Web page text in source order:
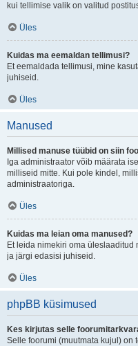
kui tellimise valik on valitud
Üles
Kuidas ma eemaldan tellimusi?
Et eemaldada tellimusi, mine
juhiseid.
Üles
Manused
Millised manuse tüübid on siin
Iga administraator võib määrata
milliseid mitte. Kui pole kindel,
administraatoriga.
Üles
Kuidas ma leian oma manused?
Et leida nimekiri oma
ja järgi edasisi juhiseid.
Üles
phpBB küsimused
Kes kirjutas selle
Selle foorumi (muutmata kujul) on